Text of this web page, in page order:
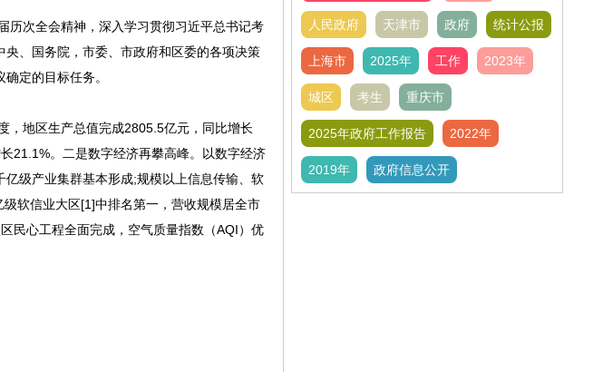
历次全会精神，深入学习贯彻习近平总书记考
、国务院，市委、市政府和区委的各项决策
定的目标任务。
，地区生产总值完成2805.5亿元，同比增长
21.1%。二是数字经济再攀高峰。以数字经济
级产业集群基本形成;规模以上信息传输、软
软信业大区[1]中排名第一，营收规模居全市
民心工程全面完成，空气质量指数（AQI）优
人民政府 天津市 政府 统计公报
上海市 2025年 工作 2023年
城区 考生 重庆市
2025年政府工作报告 2022年
2019年 政府信息公开